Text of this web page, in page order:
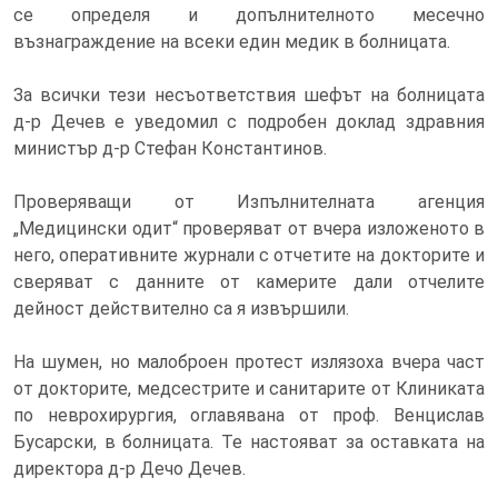
се определя и допълнителното месечно
възнаграждение на всеки един медик в болницата.
За всички тези несъответствия шефът на болницата
д-р Дечев е уведомил с подробен доклад здравния
министър д-р Стефан Константинов.
Проверяващи от Изпълнителната агенция
„Медицински одит“ проверяват от вчера изложеното в
него, оперативните журнали с отчетите на докторите и
сверяват с данните от камерите дали отчелите
дейност действително са я извършили.
На шумен, но малоброен протест излязоха вчера част
от докторите, медсестрите и санитарите от Клиниката
по неврохирургия, оглавявана от проф. Венцислав
Бусарски, в болницата. Те настояват за оставката на
директора д-р Дечо Дечев.